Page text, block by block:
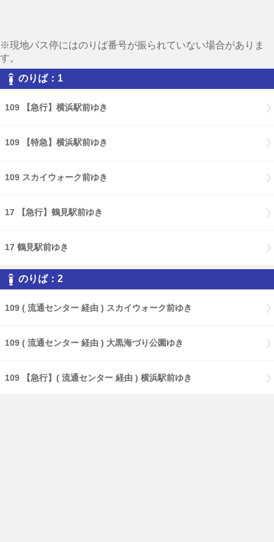
※現地バス停にはのりば番号が振られていない場合がありま
す。
のりば：1
109 【急行】横浜駅前ゆき
109 【特急】横浜駅前ゆき
109 スカイウォーク前ゆき
17 【急行】鶴見駅前ゆき
17 鶴見駅前ゆき
のりば：2
109 ( 流通センター 経由 ) スカイウォーク前ゆき
109 ( 流通センター 経由 ) 大黒海づり公園ゆき
109 【急行】( 流通センター 経由 ) 横浜駅前ゆき